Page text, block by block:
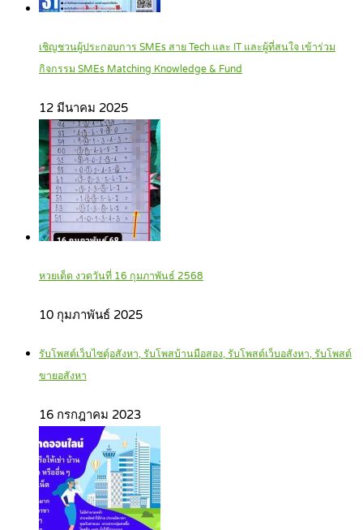
เชิญชวนผู้ประกอบการ SMEs สาย Tech และ IT และผู้ที่สนใจ เข้าร่วม
กิจกรรม SMEs Matching Knowledge & Fund
12 มีนาคม 2025
หวยเด็ด งวดวันที่ 16 กุมภาพันธ์ 2568
10 กุมภาพันธ์ 2025
รับโพสต์เว็บไซตฺ์อสังหา, รับโพสบ้านมือสอง, รับโพสต์เว็บอสังหา, รับโพสต์
ขายอสังหา
16 กรกฎาคม 2023